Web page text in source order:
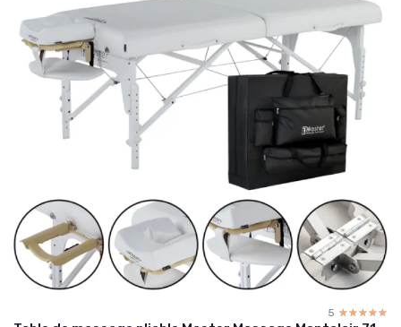
5 ☆☆☆☆☆
★★★★★